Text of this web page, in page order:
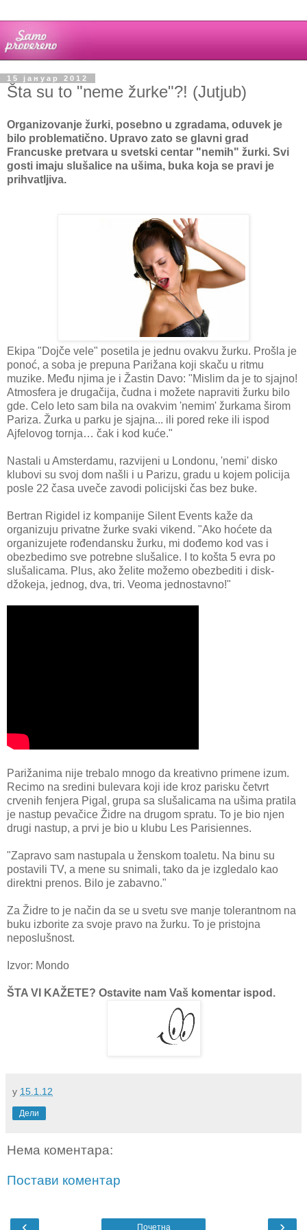
15 јануар 2012
Šta su to "neme žurke"?! (Jutjub)
Organizovanje žurki, posebno u zgradama, oduvek je
bilo problematično. Upravo zato se glavni grad
Francuske pretvara u svetski centar "nemih" žurki. Svi
gosti imaju slušalice na ušima, buka koja se pravi je
prihvatljiva.
Ekipa "Dojče vele" posetila je jednu ovakvu žurku. Prošla je
ponoć, a soba je prepuna Parižana koji skaču u ritmu
muzike. Među njima je i Žastin Davo: "Mislim da je to sjajno!
Atmosfera je drugačija, čudna i možete napraviti žurku bilo
gde. Celo leto sam bila na ovakvim 'nemim' žurkama širom
Pariza. Žurka u parku je sjajna... ili pored reke ili ispod
Ajfelovog tornja… čak i kod kuće."
Nastali u Amsterdamu, razvijeni u Londonu, 'nemi' disko
klubovi su svoj dom našli i u Parizu, gradu u kojem policija
posle 22 časa uveče zavodi policijski čas bez buke.
Bertran Rigidel iz kompanije Silent Events kaže da
organizuju privatne žurke svaki vikend. "Ako hoćete da
organizujete rođendansku žurku, mi dođemo kod vas i
obezbedimo sve potrebne slušalice. I to košta 5 evra po
slušalicama. Plus, ako želite možemo obezbediti i disk-
džokeja, jednog, dva, tri. Veoma jednostavno!"
Parižanima nije trebalo mnogo da kreativno primene izum.
Recimo na sredini bulevara koji ide kroz parisku četvrt
crvenih fenjera Pigal, grupa sa slušalicama na ušima pratila
je nastup pevačice Židre na drugom spratu. To je bio njen
drugi nastup, a prvi je bio u klubu Les Parisiennes.
"Zapravo sam nastupala u ženskom toaletu. Na binu su
postavili TV, a mene su snimali, tako da je izgledalo kao
direktni prenos. Bilo je zabavno."
Za Židre to je način da se u svetu sve manje tolerantnom na
buku izborite za svoje pravo na žurku. To je pristojna
neposlušnost.
Izvor: Mondo
ŠTA VI KAŽETE? Ostavite nam Vaš komentar ispod.
у 15.1.12
Дели
Нема коментара:
Постави коментар
‹ ›
Почетна